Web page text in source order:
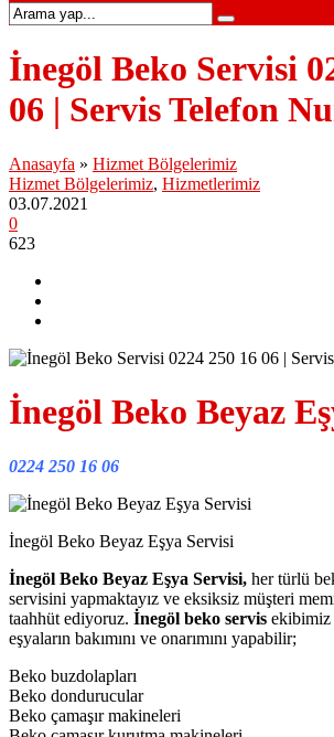
İnegöl Beko Servisi
06 | Servis Telefon
Anasayfa » Hizmet Bölgelerimiz
Hizmet Bölgelerimiz, Hizmetlerimiz
03.07.2021
0
623
İnegöl Beko Beyaz
0224 250 16 06
İnegöl Beko Beyaz Eşya Servisi
İnegöl Beko Beyaz Eşya Servisi, her türlü
servisini yapmaktayız ve eksiksiz müşteri
taahhüt ediyoruz. İnegöl beko servis ekibimiz
eşyaların bakımını ve onarımını yapabilir;
Beko buzdolapları
Beko dondurucular
Beko çamaşır makineleri